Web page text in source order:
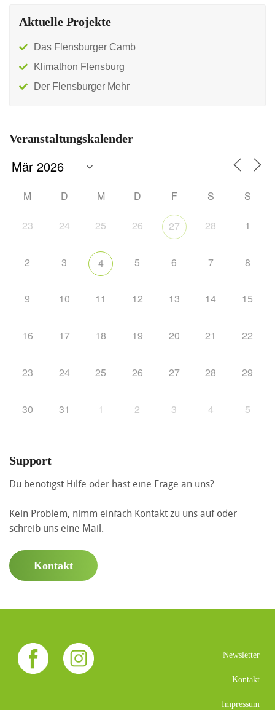
Aktuelle Projekte
Das Flensburger Camb
Klimathon Flensburg
Der Flensburger Mehr
Veranstaltungskalender
M D M D F S S
23 24 25 26 27 28 1
2 3 4 5 6 7 8
9 10 11 12 13 14 15
16 17 18 19 20 21 22
23 24 25 26 27 28 29
30 31 1 2 3 4 5
Support
Du benötigst Hilfe oder hast eine Frage an uns?
Kein Problem, nimm einfach Kontakt zu uns auf oder
schreib uns eine Mail.
Kontakt
Newsletter
Kontakt
Impressum